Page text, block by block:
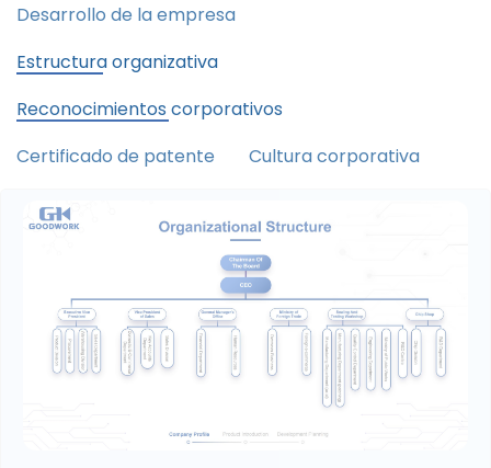
Desarrollo de la empresa
Estructura organizativa
Reconocimientos corporativos
Certificado de patente
Cultura corporativa